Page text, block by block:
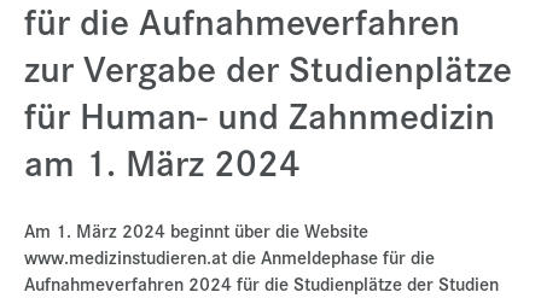
Events
Presse
Jobs
Kontakt
Service-Links
für die Aufnahmeverfahren
zur Vergabe der Studienplätze
für Human- und Zahnmedizin
am 1. März 2024
Am 1. März 2024 beginnt über die Website
www.medizinstudieren.at die Anmeldephase für die
Aufnahmeverfahren 2024 für die Studienplätze der Studien